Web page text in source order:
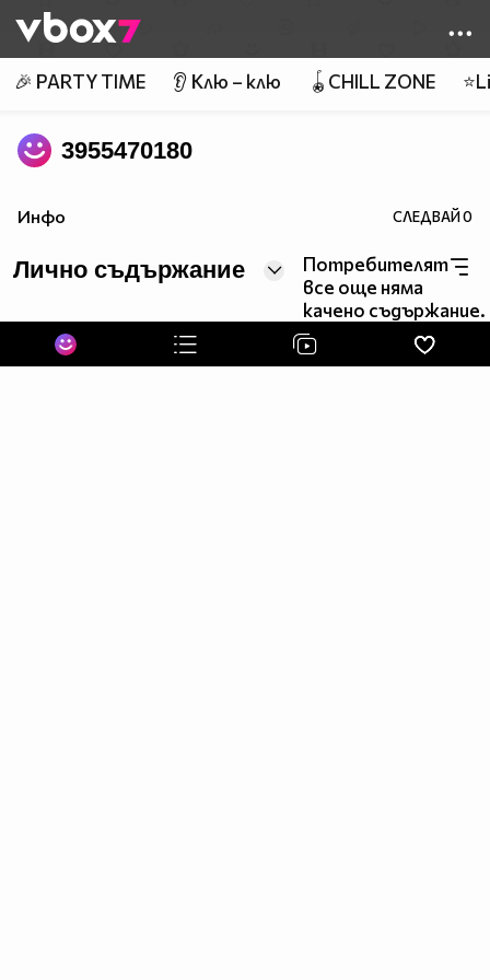
👾
🎉 PARTY TIME 👂 Клю – клю 🪀CHILL ZONE
3955470180
Инфо СЛЕДВАЙ0
Лично съдържание
Потребителят
все още няма
качено съдържание.